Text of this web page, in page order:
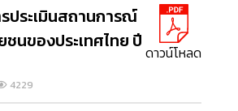
ประเมินสถานการณ์
นของประเทศไทย ปี
4229
ดาวน์โหลด